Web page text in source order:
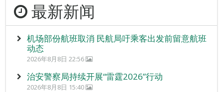
最新新闻
机场部份航班取消 民航局吁乘客出发前留意航班
动态
2026年8月8日 22:56
治安警察局持续开展“雷霆2026”行动
2026年8月8日 15:40